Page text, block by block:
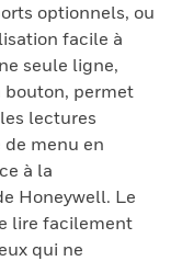
optionnels, ou
facile à
seule ligne,
bouton, permet
lectures
menu en
à la
Honeywell. Le
lire facilement
qui ne